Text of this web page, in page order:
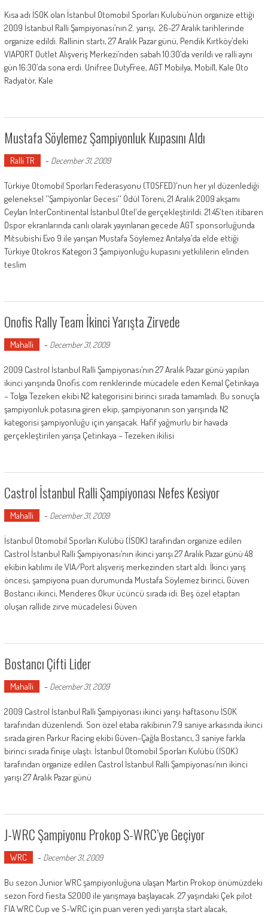
Kısa adı İSOK olan İstanbul Otomobil Sporları Kulubü’nün organize ettiği
2009 İstanbul Ralli Şampiyonası’nın 2. yarışı, 26-27 Aralık tarihlerinde
organize edildi. Rallinin startı, 27 Aralık Pazar günü, Pendik Kırtköy’deki
VIAPORT Outlet Alışveriş Merkezi’nden sabah 10:30’da verildi ve ralli aynı
gün 16:30’da sona erdi. Unifree DutyFree, AGT Mobilya, Mobil1, Kale Oto
Radyatör, Kale
Mustafa Söylemez Şampiyonluk Kupasını Aldı
Ralli TR - December 31, 2009
Türkiye Otomobil Sporları Federasyonu (TOSFED)'nun her yıl düzenlediği
geleneksel ''Şampiyonlar Gecesi'' Ödül Töreni, 21 Aralık 2009 akşamı
Ceylan InterContinental İstanbul Otel'de gerçekleştirildi. 21:45'ten itibaren
Dspor ekranlarında canlı olarak yayınlanan gecede AGT sponsorluğunda
Mitsubishi Evo 9 ile yarışan Mustafa Söylemez Antalya’da elde ettiği
Türkiye Otokros Kategori 3 Şampiyonluğu kupasını yetkililerin elinden
teslim
Onofis Rally Team İkinci Yarışta Zirvede
Mahalli - December 31, 2009
2009 Castrol İstanbul Ralli Şampiyonası’nın 27 Aralık Pazar günü yapılan
ikinci yarışında Onofis.com renklerinde mücadele eden Kemal Çetinkaya
– Tolga Tezeken ekibi N2 kategorisini birinci sırada tamamladı. Bu sonuçla
şampiyonluk potasına giren ekip, şampiyonanın son yarışında N2
kategorisi şampiyonluğu için yarışacak. Hafif yağmurlu bir havada
gerçekleştirilen yarışa Çetinkaya – Tezeken ikilisi
Castrol İstanbul Ralli Şampiyonası Nefes Kesiyor
Mahalli - December 31, 2009
İstanbul Otomobil Sporları Kulübü (İSOK) tarafından organize edilen
Castrol İstanbul Ralli Şampiyonası’nın ikinci yarışı 27 Aralık Pazar günü 48
ekibin katılımı ile VIA/Port alışveriş merkezinden start aldı. İkinci yarış
öncesi, şampiyona puan durumunda Mustafa Söylemez birinci, Güven
Bostancı ikinci, Menderes Okur ücüncü sırada idi. Beş özel etaptan
oluşan rallide zirve mücadelesi Güven
Bostancı Çifti Lider
Mahalli - December 31, 2009
2009 Castrol İstanbul Ralli Şampiyonası ikinci yarışı haftasonu İSOK
tarafından düzenlendi. Son özel etaba rakibinin 7.9 saniye arkasında ikinci
sırada giren Parkur Racing ekibi Güven-Çağla Bostancı, 3 saniye farkla
birinci sırada finişe ulaştı. İstanbul Otomobil Sporları Kulübü (İSOK)
tarafından organize edilen Castrol İstanbul Ralli Şampiyonası’nın ikinci
yarışı 27 Aralık Pazar günü
J-WRC Şampiyonu Prokop S-WRC’ye Geçiyor
WRC - December 31, 2009
Bu sezon Junior WRC şampiyonluğuna ulaşan Martin Prokop önümüzdeki
sezon Ford fiesta S2000 ile yarışmaya başlayacak. 27 yaşındaki Çek pilot
FIA WRC Cup ve S-WRC için puan veren yedi yarışta start alacak,